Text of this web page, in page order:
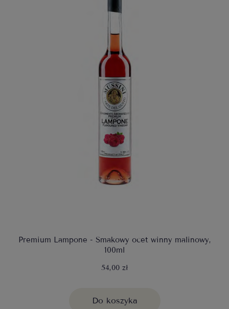
Premium Lampone - Smakowy ocet winny malinowy,
100ml
54,00 zł
Do koszyka